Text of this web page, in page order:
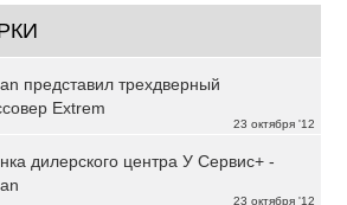
23 октября '12
представил трехдверный
Extrem
23 октября '12
дилерского центра У Сервис+ -